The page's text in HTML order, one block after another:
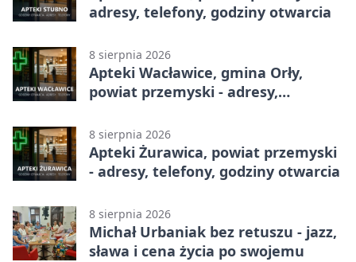
adresy, telefony, godziny otwarcia
8 sierpnia 2026
Apteki Wacławice, gmina Orły,
powiat przemyski - adresy,
8 sierpnia 2026
Apteki Żurawica, powiat przemyski
- adresy, telefony, godziny otwarcia
8 sierpnia 2026
Michał Urbaniak bez retuszu - jazz,
sława i cena życia po swojemu